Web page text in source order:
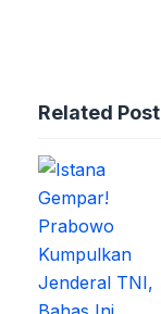
Related Post